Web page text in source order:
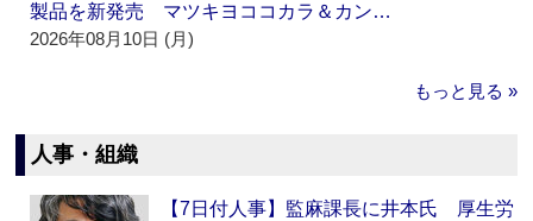
製品を新発売 マツキヨココカラ＆カン…
2026年08月10日 (月)
もっと見る »
人事・組織
【7日付人事】監麻課長に井本氏 厚生労